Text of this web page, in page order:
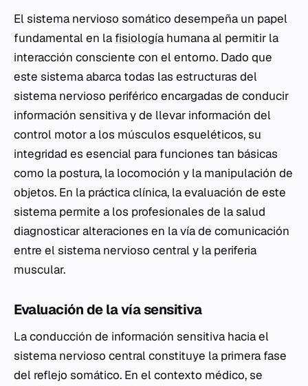
El sistema nervioso somático desempeña un papel
fundamental en la fisiología humana al permitir la
interacción consciente con el entorno. Dado que
este sistema abarca todas las estructuras del
sistema nervioso periférico encargadas de conducir
información sensitiva y de llevar información del
control motor a los músculos esqueléticos, su
integridad es esencial para funciones tan básicas
como la postura, la locomoción y la manipulación de
objetos. En la práctica clínica, la evaluación de este
sistema permite a los profesionales de la salud
diagnosticar alteraciones en la vía de comunicación
entre el sistema nervioso central y la periferia
muscular.
Evaluación de la vía sensitiva
La conducción de información sensitiva hacia el
sistema nervioso central constituye la primera fase
del reflejo somático. En el contexto médico, se